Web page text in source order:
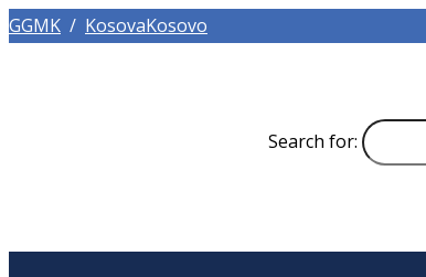
GGMK / KosovaKosovo
Search for: